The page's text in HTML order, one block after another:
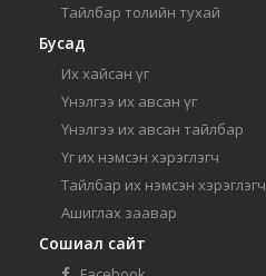
Тайлбар толийн тухай
Бусад
Их хайсан үг
Үнэлгээ их авсан үг
Үнэлгээ их авсан тайлбар
Үг их нэмсэн хэрэглэгч
Тайлбар их нэмсэн хэрэглэгч
Ашиглах заавар
Сошиал сайт